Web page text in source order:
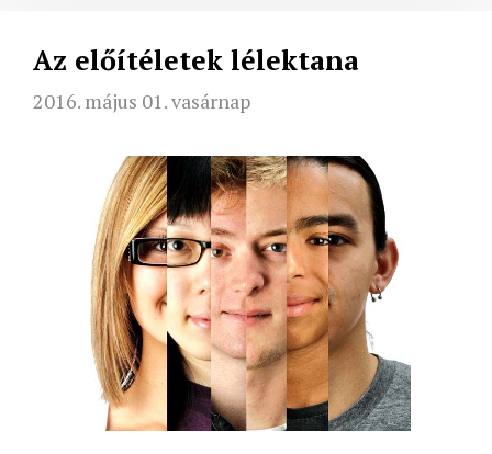
Az előítéletek lélektana
2016. május 01. vasárnap